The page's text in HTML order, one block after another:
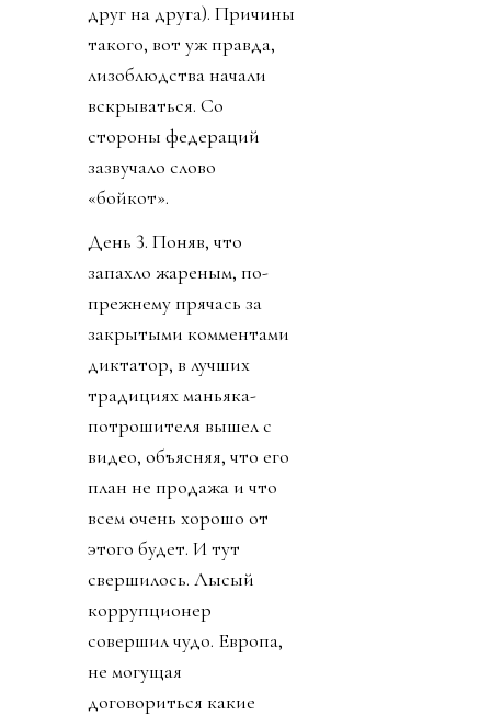
друг на друга). Причины
такого, вот уж правда,
лизоблюдства начали
вскрываться. Со
стороны федераций
зазвучало слово
«бойкот».
День 3. Поняв, что
запахло жареным, по-
прежнему прячась за
закрытыми комментами
диктатор, в лучших
традициях маньяка-
потрошителя вышел с
видео, объясняя, что его
план не продажа и что
всем очень хорошо от
этого будет. И тут
свершилось. Лысый
коррупционер
совершил чудо. Европа,
не могущая
договориться какие